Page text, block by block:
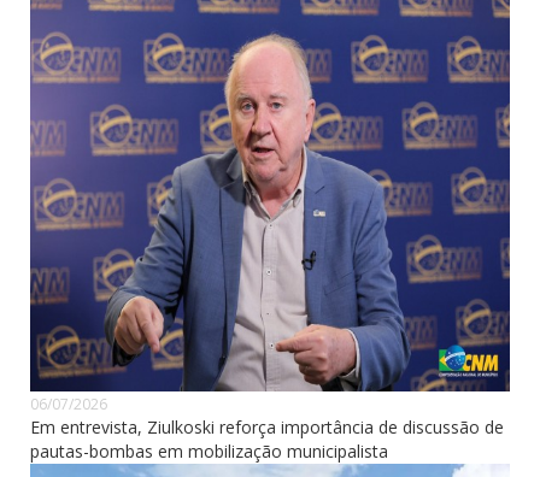
06/07/2026
Em entrevista, Ziulkoski reforça importância de discussão de
pautas-bombas em mobilização municipalista